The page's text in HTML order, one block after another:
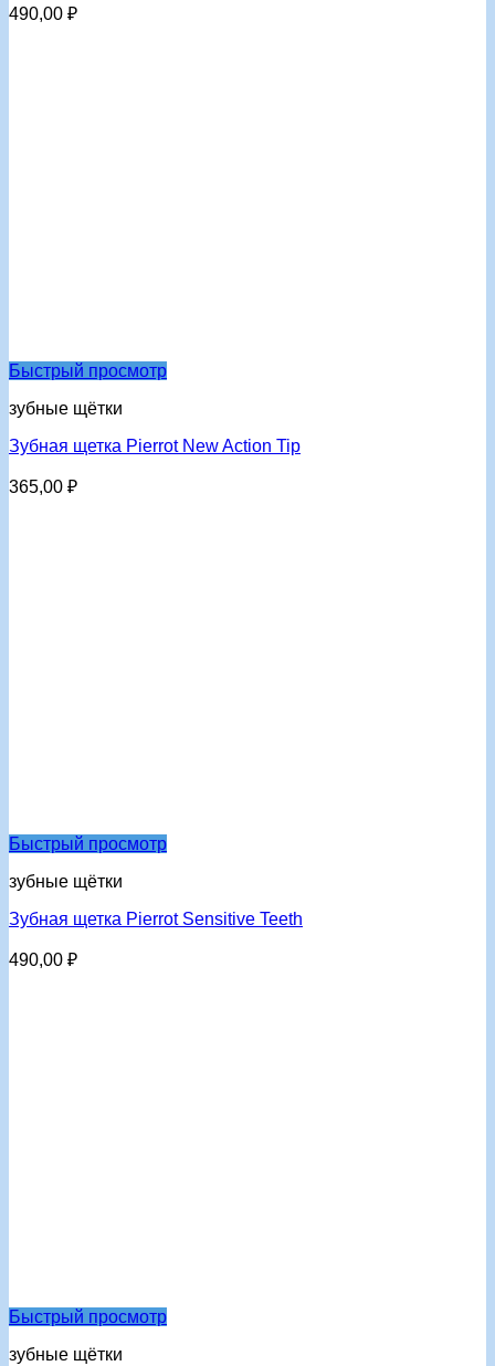
490,00 ₽
Быстрый просмотр
зубные щётки
Зубная щетка Pierrot New Action Tip
365,00 ₽
Быстрый просмотр
зубные щётки
Зубная щетка Pierrot Sensitive Teeth
490,00 ₽
Быстрый просмотр
зубные щётки